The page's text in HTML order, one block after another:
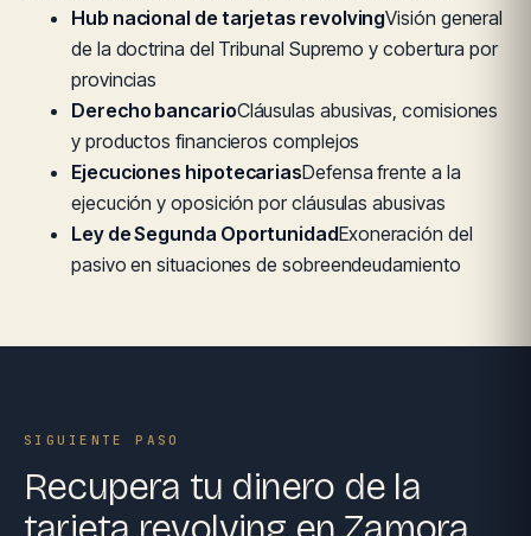
Hub nacional de tarjetas revolvingVisión general
de la doctrina del Tribunal Supremo y cobertura por
provincias
Derecho bancarioCláusulas abusivas, comisiones
y productos financieros complejos
Ejecuciones hipotecariasDefensa frente a la
ejecución y oposición por cláusulas abusivas
Ley de Segunda OportunidadExoneración del
pasivo en situaciones de sobreendeudamiento
SIGUIENTE PASO
Recupera tu dinero de la